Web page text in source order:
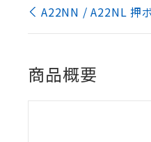
A22NN / A22NL 押
商品概要